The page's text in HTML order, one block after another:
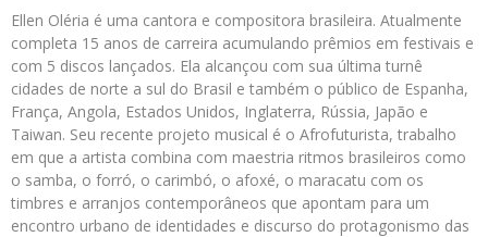
Ellen Oléria é uma cantora e compositora brasileira. Atualmente
completa 15 anos de carreira acumulando prêmios em festivais e
com 5 discos lançados. Ela alcançou com sua última turnê
cidades de norte a sul do Brasil e também o público de Espanha,
França, Angola, Estados Unidos, Inglaterra, Rússia, Japão e
Taiwan. Seu recente projeto musical é o Afrofuturista, trabalho
em que a artista combina com maestria ritmos brasileiros como
o samba, o forró, o carimbó, o afoxé, o maracatu com os
timbres e arranjos contemporâneos que apontam para um
encontro urbano de identidades e discurso do protagonismo das